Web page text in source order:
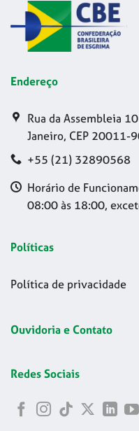
Endereço
Rua da Assembleia
Janeiro, CEP 20011-
+55 (21) 32890568
Horário de
08:00 às 18:00,
Políticas
Política de privacidade
Ouvidoria e Contato
Redes Sociais